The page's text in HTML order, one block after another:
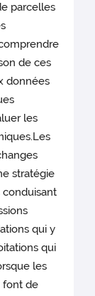
parcelles
de ces
données
les
stratégie
conduisant
qui y
qui
les
font de